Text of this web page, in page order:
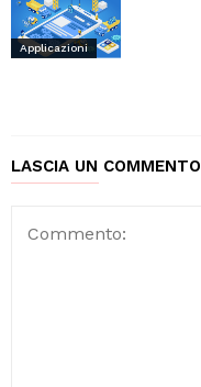
Applicazioni
LASCIA UN COMMENTO